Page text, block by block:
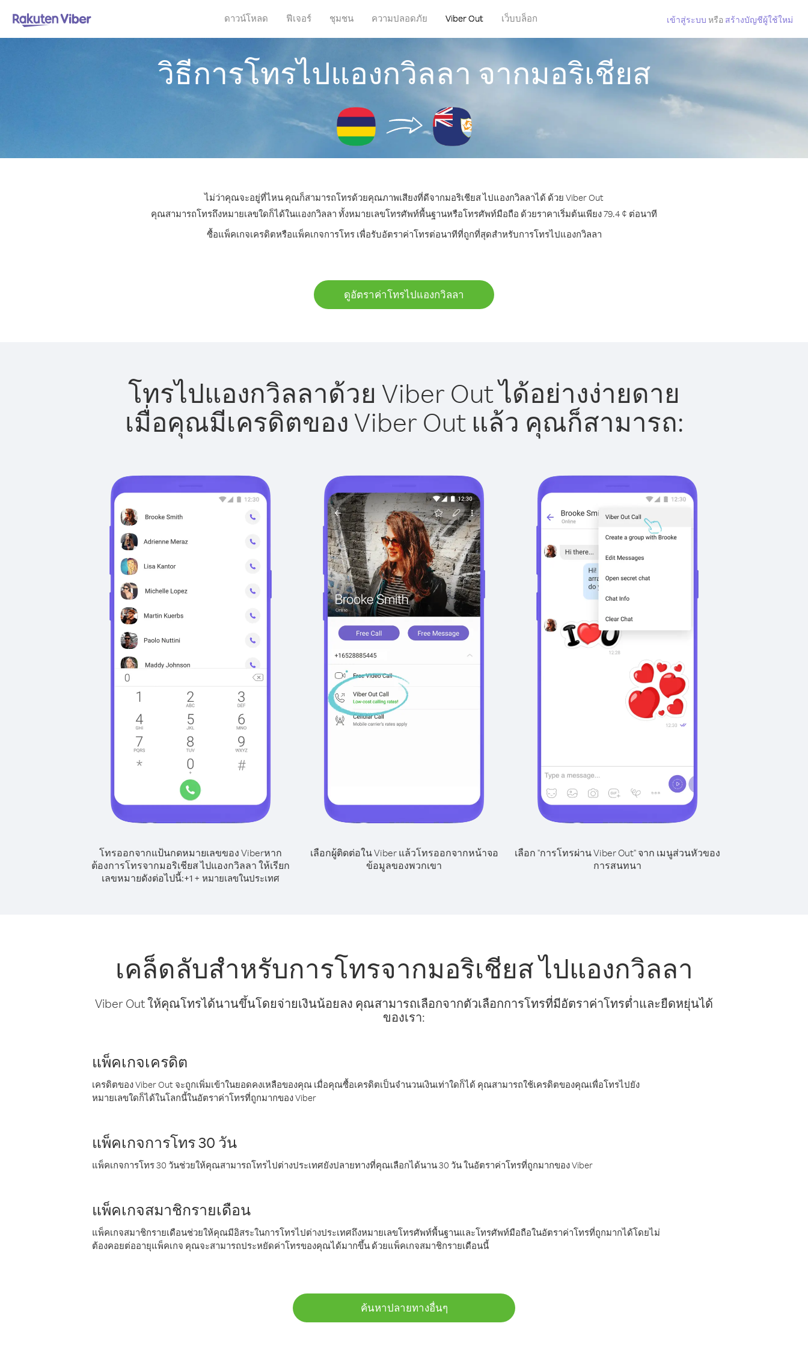
ดาวน์โหลด ฟีเจอร์ ชุมชน ความปลอดภัย Viber Out เว็บบล็อก เข้าสู่ระบบ หรือ สร้างบัญชีผู้ใช้ใหม่
วิธีการโทรไปแองกวิลลา จากมอริเชียส
ไม่ว่าคุณจะอยู่ที่ไหน คุณก็สามารถโทรด้วยคุณภาพเสียงที่ดีจากมอริเชียส ไปแองกวิลลาได้ ด้วย Viber Out
คุณสามารถโทรถึงหมายเลขใดก็ได้ในแองกวิลลา ทั้งหมายเลขโทรศัพท์พื้นฐานหรือโทรศัพท์มือถือ ด้วยราคาเริ่มต้นเพียง 79.4 ¢ ต่อนาที
ซื้อแพ็คเกจเครดิตหรือแพ็คเกจการโทร เพื่อรับอัตราค่าโทรต่อนาทีที่ถูกที่สุดสำหรับการโทรไปแองกวิลลา
ดูอัตราค่าโทรไปแองกวิลลา
โทรไปแองกวิลลาด้วย Viber Out ได้อย่างง่ายดาย
เมื่อคุณมีเครดิตของ Viber Out แล้ว คุณก็สามารถ:
โทรออกจากแป้นกดหมายเลขของ Viberหาก
ต้องการโทรจากมอริเชียส ไปแองกวิลลา ให้เรียก
เลขหมายดังต่อไปนี้:+1 + หมายเลขในประเทศ
เลือกผู้ติดต่อใน Viber แล้วโทรออกจากหน้าจอ
ข้อมูลของพวกเขา
เลือก "การโทรผ่าน Viber Out" จาก เมนูส่วนหัวของ
การสนทนา
เคล็ดลับสำหรับการโทรจากมอริเชียส ไปแองกวิลลา
Viber Out ให้คุณโทรได้นานขึ้นโดยจ่ายเงินน้อยลง คุณสามารถเลือกจากตัวเลือกการโทรที่มีอัตราค่าโทรต่ำและยืดหยุ่นได้
ของเรา:
แพ็คเกจเครดิต
เครดิตของ Viber Out จะถูกเพิ่มเข้าในยอดคงเหลือของคุณ เมื่อคุณซื้อเครดิตเป็นจำนวนเงินเท่าใดก็ได้ คุณสามารถใช้เครดิตของคุณเพื่อโทรไปยัง
หมายเลขใดก็ได้ในโลกนี้ในอัตราค่าโทรที่ถูกมากของ Viber
แพ็คเกจการโทร 30 วัน
แพ็คเกจการโทร 30 วันช่วยให้คุณสามารถโทรไปต่างประเทศยังปลายทางที่คุณเลือกได้นาน 30 วัน ในอัตราค่าโทรที่ถูกมากของ Viber
แพ็คเกจสมาชิกรายเดือน
แพ็คเกจสมาชิกรายเดือนช่วยให้คุณมีอิสระในการโทรไปต่างประเทศถึงหมายเลขโทรศัพท์พื้นฐานและโทรศัพท์มือถือในอัตราค่าโทรที่ถูกมากได้โดยไม่
ต้องคอยต่ออายุแพ็คเกจ คุณจะสามารถประหยัดค่าโทรของคุณได้มากขึ้น ด้วยแพ็คเกจสมาชิกรายเดือนนี้
ค้นหาปลายทางอื่นๆ